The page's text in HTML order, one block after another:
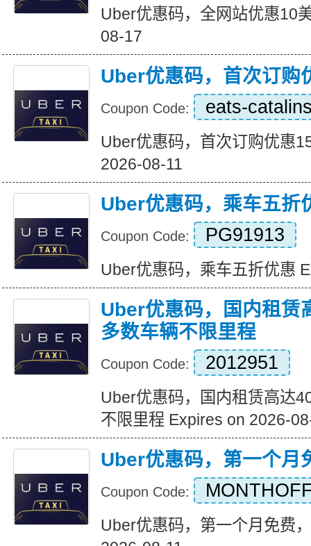
Uber优惠码，全网站优惠10
08-17
Uber优惠码，首次订购
Coupon Code: eats-
Uber优惠码，首次订购优惠
2026-08-11
Uber优惠码，乘车五折
Coupon Code: PG91913
Uber优惠码，乘车五折优惠
Uber优惠码，国内租赁
多数车辆不限里程
Coupon Code: 2012951
Uber优惠码，国内租赁高达
不限里程 Expires on 2026-
Uber优惠码，第一个月
Coupon Code:
Uber优惠码，第一个月免费